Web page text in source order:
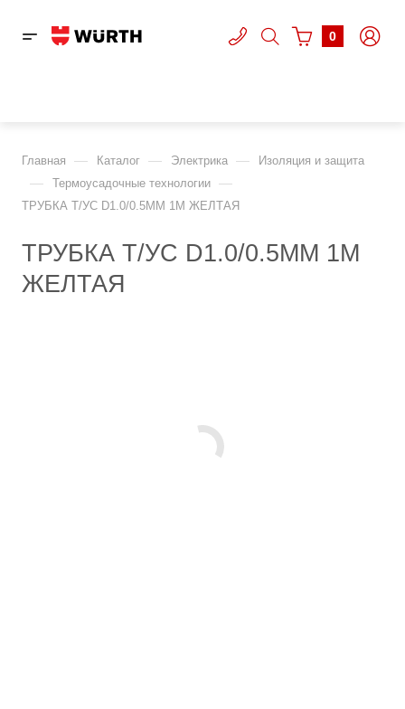
0
Главная — Каталог — Электрика — Изоляция и защита
— Термоусадочные технологии —
ТРУБКА Т/УС D1.0/0.5ММ 1М ЖЕЛТАЯ
ТРУБКА Т/УС D1.0/0.5ММ 1М
ЖЕЛТАЯ